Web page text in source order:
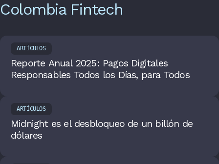
Colombia Fintech
ARTÍCULOS
Reporte Anual 2025: Pagos Digitales
Responsables Todos los Días, para Todos
ARTÍCULOS
Midnight es el desbloqueo de un billón de
dólares